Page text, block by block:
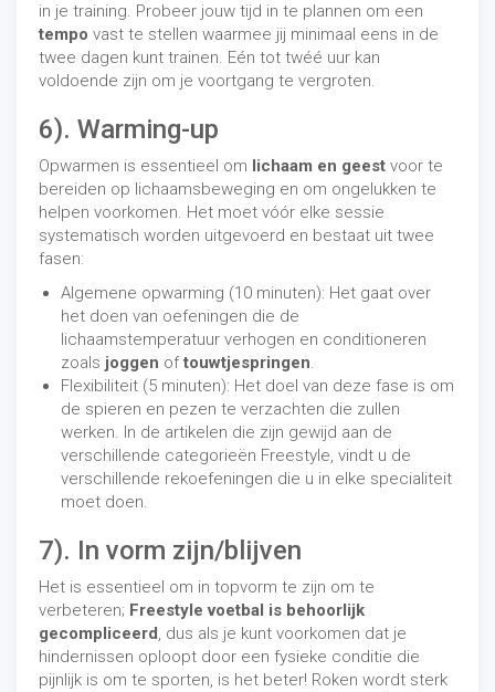
in je training. Probeer jouw tijd in te plannen om een ​​
tempo vast te stellen waarmee jij minimaal eens in de
twee dagen kunt trainen. Eén tot twéé uur kan
voldoende zijn om je voortgang te vergroten.
6). Warming-up
Opwarmen is essentieel om lichaam en geest voor te
bereiden op lichaamsbeweging en om ongelukken te
helpen voorkomen. Het moet vóór elke sessie
systematisch worden uitgevoerd en bestaat uit twee
fasen:
Algemene opwarming (10 minuten): Het gaat over
het doen van oefeningen die de
lichaamstemperatuur verhogen en conditioneren
zoals joggen oftouwtjespringen.
Flexibiliteit (5 minuten): Het doel van deze fase is om
de spieren en pezen te verzachten die zullen
werken. In de artikelen die zijn gewijd aan de
verschillende categorieën Freestyle, vindt u de
verschillende rekoefeningen die u in elke specialiteit
moet doen.
7). In vorm zijn/blijven
Het is essentieel om in topvorm te zijn om te
verbeteren; Freestyle voetbal is behoorlijk
gecompliceerd, dus als je kunt voorkomen dat je
hindernissen oploopt door een fysieke conditie die
pijnlijk is om te sporten, is het beter! Roken wordt sterk